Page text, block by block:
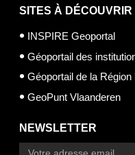
SITES À DÉCOUVRIR
INSPIRE Geoportal
Géoportail des
Géoportail de la Région
GeoPunt Vlaanderen
NEWSLETTER